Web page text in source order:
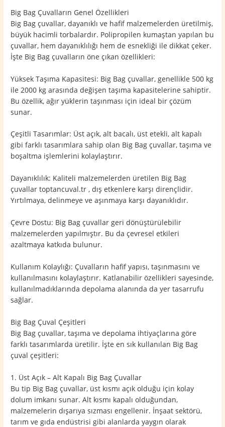
Big Bag Çuvalların Genel Özellikleri
Big Bag çuvallar, dayanıklı ve hafif malzemelerden üretilmiş,
büyük hacimli torbalardır. Polipropilen kumaştan yapılan bu
çuvallar, hem dayanıklılığı hem de esnekliği ile dikkat çeker.
İşte Big Bag çuvalların öne çıkan özellikleri:
Yüksek Taşıma Kapasitesi: Big Bag çuvallar, genellikle 500 kg
ile 2000 kg arasında değişen taşıma kapasitelerine sahiptir.
Bu özellik, ağır yüklerin taşınması için ideal bir çözüm
sunar.
Çeşitli Tasarımlar: Üst açık, alt bacalı, üst etekli, alt kapalı
gibi farklı tasarımlara sahip olan Big Bag çuvallar, taşıma ve
boşaltma işlemlerini kolaylaştırır.
Dayanıklılık: Kaliteli malzemelerden üretilen Big Bag
çuvallar toptancuval.tr , dış etkenlere karşı dirençlidir.
Yırtılmaya, delinmeye ve aşınmaya karşı dayanıklıdır.
Çevre Dostu: Big Bag çuvallar geri dönüştürülebilir
malzemelerden yapılmıştır. Bu da çevresel etkileri
azaltmaya katkıda bulunur.
Kullanım Kolaylığı: Çuvalların hafif yapısı, taşınmasını ve
kullanılmasını kolaylaştırır. Katlanabilir özellikleri sayesinde,
kullanılmadıklarında depolama alanında da yer tasarrufu
sağlar.
Big Bag Çuval Çeşitleri
Big Bag çuvallar, taşıma ve depolama ihtiyaçlarına göre
farklı tasarımlarda üretilir. İşte en sık kullanılan Big Bag
çuval çeşitleri:
1. Üst Açık – Alt Kapalı Big Bag Çuvallar
Bu tip Big Bag çuvallar, üst kısmı açık olduğu için kolay
dolum imkanı sunar. Alt kısmı kapalı olduğundan,
malzemelerin dışarıya sızması engellenir. İnşaat sektörü,
tarım ve gıda endüstrisi gibi alanlarda yaygın olarak